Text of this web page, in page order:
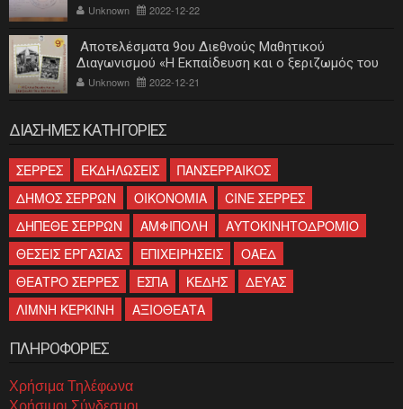
Unknown 2022-12-22
Αποτελέσματα 9ου Διεθνούς Μαθητικού
Διαγωνισμού «Η Εκπαίδευση και ο ξεριζωμός του
ελληνισμού»
Unknown 2022-12-21
ΔΙΑΣΗΜΕΣ ΚΑΤΗΓΟΡΙΕΣ
ΣΕΡΡΕΣ ΕΚΔΗΛΩΣΕΙΣ
ΠΑΝΣΕΡΡΑΙΚΟΣ
ΔΗΜΟΣ ΣΕΡΡΩΝ
ΟΙΚΟΝΟΜΙΑ
CINE ΣΕΡΡΕΣ
ΔΗΠΕΘΕ ΣΕΡΡΩΝ
ΑΜΦΙΠΟΛΗ
ΑΥΤΟΚΙΝΗΤΟΔΡΟΜΙΟ
ΘΕΣΕΙΣ ΕΡΓΑΣΙΑΣ
ΕΠΙΧΕΙΡΗΣΕΙΣ
ΟΑΕΔ
ΘΕΑΤΡΟ ΣΕΡΡΕΣ
ΕΣΠΑ ΚΕΔΗΣ
ΔΕΥΑΣ
ΛΙΜΝΗ ΚΕΡΚΙΝΗ
ΑΞΙΟΘΕΑΤΑ
ΠΛΗΡΟΦΟΡΙΕΣ
Χρήσιμα Τηλέφωνα
Χρήσιμοι Σύνδεσμοι